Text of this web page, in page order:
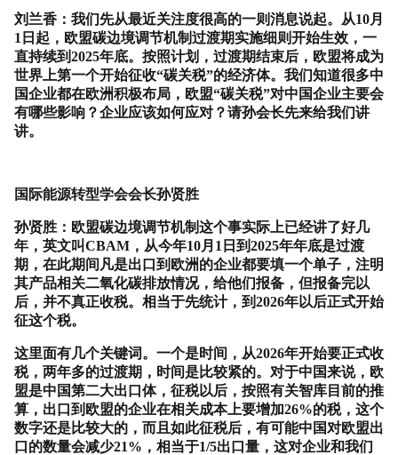
刘兰香：我们先从最近关注度很高的一则消息说起。从10月
1 日起，欧盟碳边境调节机制过渡期实施细则开始生效，一
直持续到2025年底。按照计划，过渡期结束后，欧盟将成为
世界上第一个开始征收“碳关税”的经济体。我们知道很多中
国企业都在欧洲积极布局，欧盟“碳关税”对中国企业主要会
有哪些影响？企业应该如何应对？请孙会长先来给我们讲
讲。
国际能源转型学会会长孙贤胜
孙贤胜：欧盟碳边境调节机制这个事实际上已经讲了好几
年，英文叫CBAM ，从今年10月 1 日到2025年年底是过渡
期，在此期间凡是出口到欧洲的企业都要填一个单子，注明
其产品相关二氧化碳排放情况，给他们报备，但报备完以
后，并不真正收税。相当于先统计，到2026年以后正式开始
征这个税。
这里面有几个关键词。一个是时间，从2026年开始要正式收
税，两年多的过渡期，时间是比较紧的。对于中国来说，欧
盟是中国第二大出口体，征税以后，按照有关智库目前的推
算，出口到欧盟的企业在相关成本上要增加26%的税，这个
数字还是比较大的，而且如此征税后，有可能中国对欧盟出
口的数量会减少21% ，相当于1/5出口量，这对企业和我们